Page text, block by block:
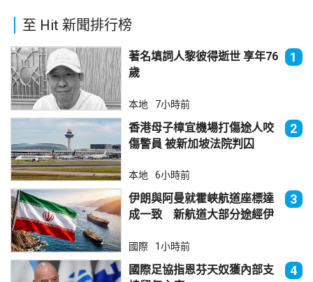
至 Hit 新聞排行榜
著名填詞人黎彼得逝世 享年76
歲
1
本地 7小時前
香港母子樟宜機場打傷途人咬
傷警員 被新加坡法院判囚
2
本地 6小時前
伊朗與阿曼就霍峽航道座標達
成一致 新航道大部分途經伊
3
國際 1小時前
國際足協指恩芬天奴獲內部支
4